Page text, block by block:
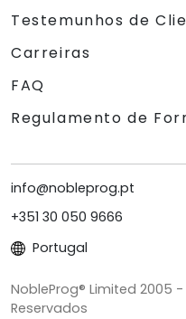
Testemunhos de
Carreiras
FAQ
Regulamento de
info@nobleprog.pt
+351 30 050 9666
Portugal
NobleProg® Limited 2005
Reservados